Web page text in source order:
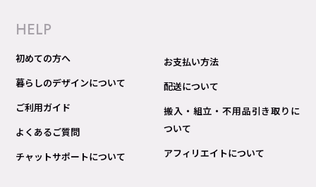
HELP
初めての方へ
暮らしのデザインについて
ご利用ガイド
よくあるご質問
チャットサポートについて
お支払い方法
配送について
搬入・組立・不用品引き取りに
ついて
アフィリエイトについて